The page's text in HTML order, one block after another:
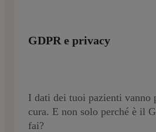
GDPR e privacy
I dati dei tuoi pazienti vanno
cura. E non solo perché è il
fai?